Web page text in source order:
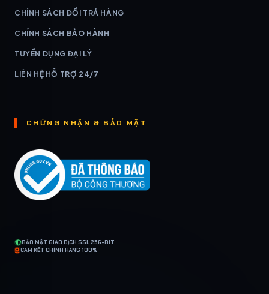
CHÍNH SÁCH ĐỔI TRẢ HÀNG
CHÍNH SÁCH BẢO HÀNH
TUYỂN DỤNG ĐẠI LÝ
LIÊN HỆ HỖ TRỢ 24/7
CHỨNG NHẬN & BẢO MẬT
BẢO MẬT GIAO DỊCH SSL 256-BIT
CAM KẾT CHÍNH HÃNG 100%